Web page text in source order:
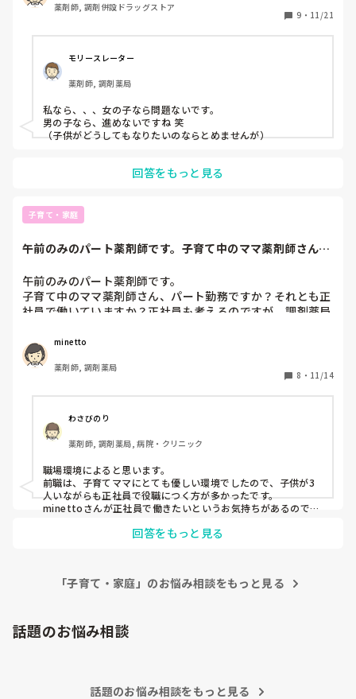
薬剤師, 調剤併設ドラッグストア
9 ・ 11/21
モリースレーター
薬剤師, 調剤薬局
私なら、、、女の子なら問題ないです。
男の子なら、進めないですね 笑
（子供がどうしてもなりたいのならとめませんが）
回答をもっと見る
子育て・家庭
午前のみのパート薬剤師です。子育て中のママ薬剤師さん、
午前のみのパート薬剤師です。
子育て中のママ薬剤師さん、パート勤務ですか？それとも正
社員で働いていますか？正社員も考えるのですが、調剤薬局
まで待つと、私の年齢が上がるのでそこから社員になれるの
か…
家庭との両立どうされてますか？
minetto
薬剤師, 調剤薬局
8 ・ 11/14
わさびのり
薬剤師, 調剤薬局, 病院・クリニック
職場環境によると思います。
前職は、子育てママにとても優しい環境でしたので、子供が3
人いながらも正社員で役職につく方が多かったです。
minettoさんが正社員で働きたいというお気持ちがあるのであ
ただ、正社員になれば現実として会社優先になってしまいます
回答をもっと見る
「子育て・家庭」のお悩み相談をもっと見る
話題のお悩み相談
話題のお悩み相談をもっと見る